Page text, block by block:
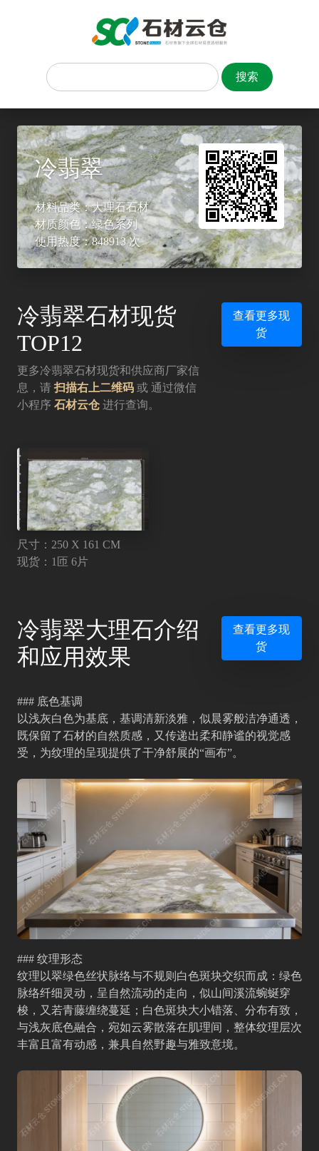
冷翡翠
材料品类：大理石石材
材质颜色：绿色系列
使用热度：848913 次
冷翡翠石材现货
TOP12
更多冷翡翠石材现货和供应商厂家信
息，请 扫描右上二维码 或 通过微信
小程序 石材云仓 进行查询。
查看更多现
货
尺寸：250 X 161 CM
现货：1匝 6片
冷翡翠大理石介绍
和应用效果
查看更多现
货
### 底色基调
以浅灰白色为基底，基调清新淡雅，似晨雾般洁净通透，
既保留了石材的自然质感，又传递出柔和静谧的视觉感
受，为纹理的呈现提供了干净舒展的“画布”。
### 纹理形态
纹理以翠绿色丝状脉络与不规则白色斑块交织而成：绿色
脉络纤细灵动，呈自然流动的走向，似山间溪流蜿蜒穿
梭，又若青藤缠绕蔓延；白色斑块大小错落、分布有致，
与浅灰底色融合，宛如云雾散落在肌理间，整体纹理层次
丰富且富有动感，兼具自然野趣与雅致意境。